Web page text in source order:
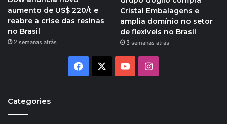
aumento de US$ 220/t e
reabre a crise das resinas
no Brasil
2 semanas atrás
Cristal Embalagens e
amplia domínio no setor
de flexíveis no Brasil
3 semanas atrás
Facebook YouTubeInstagram
Categories